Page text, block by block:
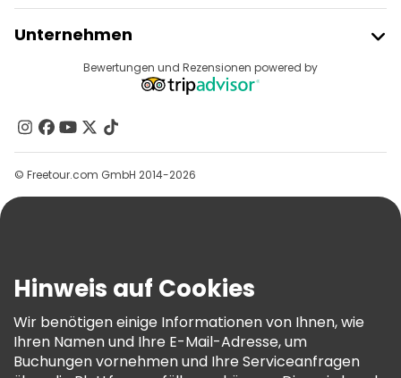
Anbieter-Anmeldung
Affiliate-Programm
Unternehmen
Reiseziele
Kontakt
Gruppen
Hilfe
AGB Und Rechtliches
Cookie-Richtlinie
Freetour Auszeichnungen
Bewertungen und Rezensionen powered by
© Freetour.com GmbH 2014-2026
Hinweis auf Cookies
Wir benötigen einige Informationen von Ihnen, wie
Ihren Namen und Ihre E-Mail-Adresse, um
Buchungen vornehmen und Ihre Serviceanfragen